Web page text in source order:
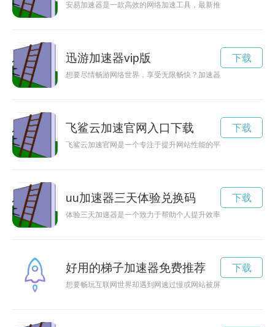
安易加速器是一款高效的网络加速工具，最新推出永久免费版
迅游加速器vip版
想要尽情畅游网络世界，享受无限畅快？加速器VIP会是你的不
下载
飞鲨云加速官网入口下载
飞鲨云加速官网是一个专注于提升网站性能的平台，为用户提
下载
uu加速器三天体验兑换码
体验三天加速器是一个致力于帮助个人提升效率、加速成长的
下载
好用的梯子加速器免费推荐
想要畅玩互联网世界却遇到网速过慢或网站被屏蔽的问题？没
下载